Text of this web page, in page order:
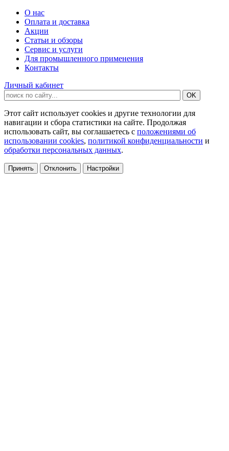
О нас
Оплата и доставка
Акции
Статьи и обзоры
Сервис и услуги
Для промышленного применения
Контакты
Личный кабинет
Этот сайт использует cookies и другие технологии для
навигации и сбора статистики на сайте. Продолжая
использовать сайт, вы соглашаетесь с положениями об
использовании cookies, политикой конфиденциальности и
обработки персональных данных.
Принять Отклонить Настройки